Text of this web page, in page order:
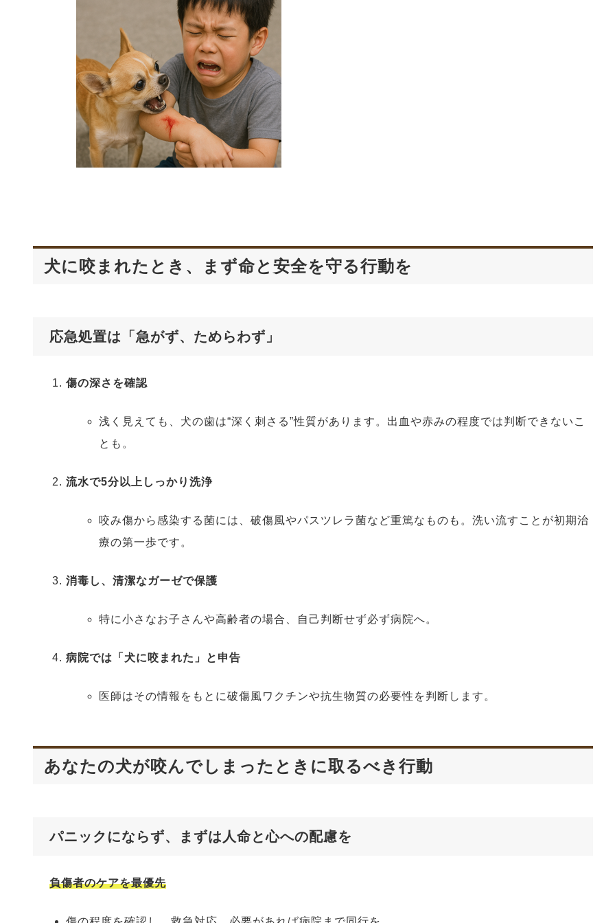
犬に咬まれたとき、まず命と安全を守る行動を
応急処置は「急がず、ためらわず」
傷の深さを確認
浅く見えても、犬の歯は“深く刺さる”性質があります。出血や赤みの程度では判断できないこ
とも。
流水で5分以上しっかり洗浄
咬み傷から感染する菌には、破傷風やパスツレラ菌など重篤なものも。洗い流すことが初期治
療の第一歩です。
消毒し、清潔なガーゼで保護
特に小さなお子さんや高齢者の場合、自己判断せず必ず病院へ。
病院では「犬に咬まれた」と申告
医師はその情報をもとに破傷風ワクチンや抗生物質の必要性を判断します。
あなたの犬が咬んでしまったときに取るべき行動
パニックにならず、まずは人命と心への配慮を
負傷者のケアを最優先